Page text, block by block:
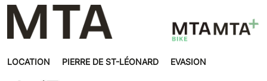
LOCATION PIERRE DE ST-LÉONARD EVASION